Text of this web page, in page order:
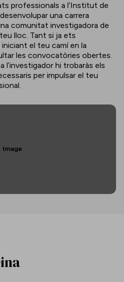
professionals a l’Institut de
una carrera
comunitat investigadora de
lloc. Tant si ja ets
el teu camí en la
les convocatòries obertes.
l’investigador hi trobaràs els
per impulsar el teu